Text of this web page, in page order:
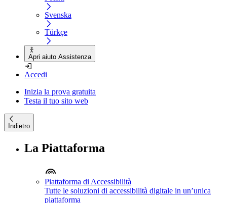
Svenska
Türkçe
Apri aiuto Assistenza
Accedi
Inizia la prova gratuita
Testa il tuo sito web
Indietro
La Piattaforma
Piattaforma di Accessibilità
Tutte le soluzioni di accessibilità digitale in un’unica
piattaforma